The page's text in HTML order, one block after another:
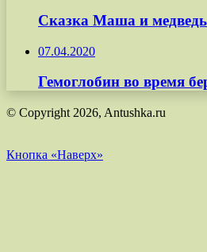
Сказка Маша и медведь
07.04.2020
Гемоглобин во время
© Copyright 2026, Antushka.ru
Кнопка «Наверх»